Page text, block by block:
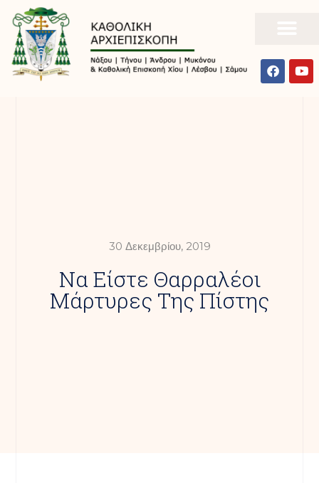
30 Δεκεμβρίου, 2019
Να Είστε Θαρραλέοι
Μάρτυρες Της Πίστης